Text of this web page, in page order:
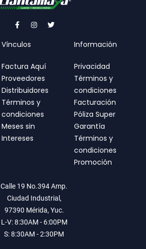
Vínculos
Factura Aquí
Proveedores
Distribuidores
Términos y
condiciones
Meses sin
Intereses
Información
Privacidad
Términos y
condiciones
Facturación
Póliza Super
Garantía
Términos y
condiciones
Promoción
Calle 19 No.394 Amp.
Ciudad Industrial,
97390 Mérida, Yuc.
L-V: 8:30AM - 6:00PM
S: 8:30AM - 2:30PM